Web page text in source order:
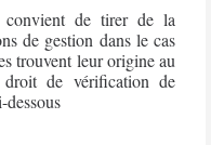
convient de tirer de la
de gestion dans le cas
trouvent leur origine au
de vérification de
dessous